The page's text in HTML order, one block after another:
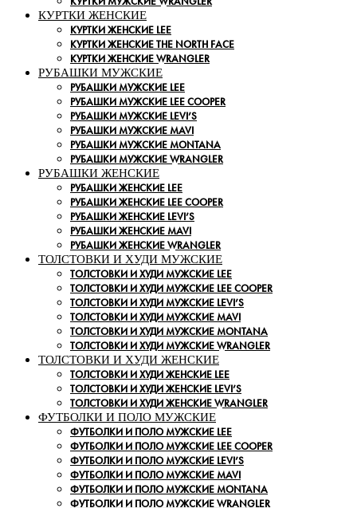
КУРТКИ ЖЕНСКИЕ
КУРТКИ ЖЕНСКИЕ LEE
КУРТКИ ЖЕНСКИЕ THE NORTH FACE
КУРТКИ ЖЕНСКИЕ WRANGLER
РУБАШКИ МУЖСКИЕ
РУБАШКИ МУЖСКИЕ LEE
РУБАШКИ МУЖСКИЕ LEE COOPER
РУБАШКИ МУЖСКИЕ LEVI’S
РУБАШКИ МУЖСКИЕ MAVI
РУБАШКИ МУЖСКИЕ MONTANA
РУБАШКИ МУЖСКИЕ WRANGLER
РУБАШКИ ЖЕНСКИЕ
РУБАШКИ ЖЕНСКИЕ LEE
РУБАШКИ ЖЕНСКИЕ LEE COOPER
РУБАШКИ ЖЕНСКИЕ LEVI’S
РУБАШКИ ЖЕНСКИЕ MAVI
РУБАШКИ ЖЕНСКИЕ WRANGLER
ТОЛСТОВКИ И ХУДИ МУЖСКИЕ
ТОЛСТОВКИ И ХУДИ МУЖСКИЕ LEE
ТОЛСТОВКИ И ХУДИ МУЖСКИЕ LEE COOPER
ТОЛСТОВКИ И ХУДИ МУЖСКИЕ LEVI’S
ТОЛСТОВКИ И ХУДИ МУЖСКИЕ MAVI
ТОЛСТОВКИ И ХУДИ МУЖСКИЕ MONTANA
ТОЛСТОВКИ И ХУДИ МУЖСКИЕ WRANGLER
ТОЛСТОВКИ И ХУДИ ЖЕНСКИЕ
ТОЛСТОВКИ И ХУДИ ЖЕНСКИЕ LEE
ТОЛСТОВКИ И ХУДИ ЖЕНСКИЕ LEVI’S
ТОЛСТОВКИ И ХУДИ ЖЕНСКИЕ WRANGLER
ФУТБОЛКИ И ПОЛО МУЖСКИЕ
ФУТБОЛКИ И ПОЛО МУЖСКИЕ LEE
ФУТБОЛКИ И ПОЛО МУЖСКИЕ LEE COOPER
ФУТБОЛКИ И ПОЛО МУЖСКИЕ LEVI’S
ФУТБОЛКИ И ПОЛО МУЖСКИЕ MAVI
ФУТБОЛКИ И ПОЛО МУЖСКИЕ MONTANA
ФУТБОЛКИ И ПОЛО МУЖСКИЕ WRANGLER